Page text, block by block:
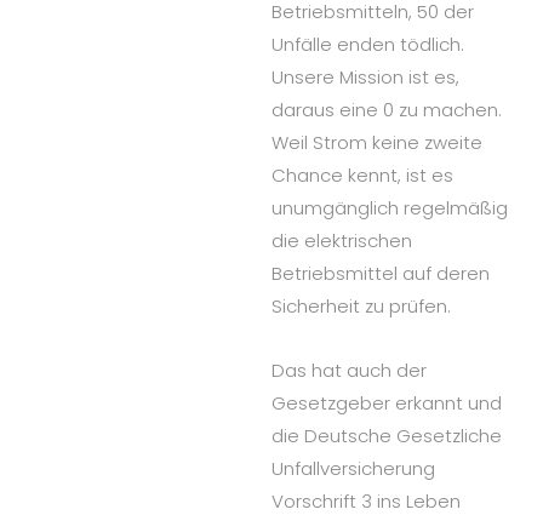
Betriebsmitteln, 50 der
Unfälle enden tödlich.
Unsere Mission ist es,
daraus eine 0 zu machen.
Weil Strom keine zweite
Chance kennt, ist es
unumgänglich regelmäßig
die elektrischen
Betriebsmittel auf deren
Sicherheit zu prüfen.
Das hat auch der
Gesetzgeber erkannt und
die Deutsche Gesetzliche
Unfallversicherung
Vorschrift 3 ins Leben